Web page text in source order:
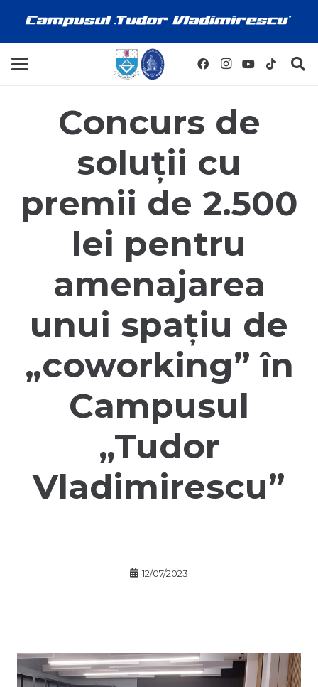
Concurs de
soluții cu
premii de 2.500
lei pentru
amenajarea
unui spațiu de
„coworking” în
Campusul
„Tudor
Vladimirescu”
12/07/2023